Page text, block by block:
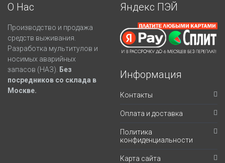
О Нас
Производство и продажа
средств выживания.
Разработка мультитулов и
носимых аварийных
запасов (НАЗ).
Без
посредников со склада в
Москве.
Яндекс ПЭЙ
Информация
Контакты
Оплата и доставка
Политика
конфиденциальности
Карта сайта